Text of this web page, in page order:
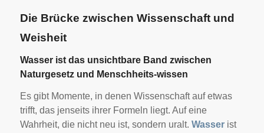
Die Brücke zwischen Wissenschaft und
Weisheit
Wasser ist das unsichtbare Band zwischen
Naturgesetz und Menschheits-wissen
Es gibt Momente, in denen Wissenschaft auf etwas
trifft, das jenseits ihrer Formeln liegt. Auf eine
Wahrheit, die nicht neu ist, sondern uralt. Wasserist